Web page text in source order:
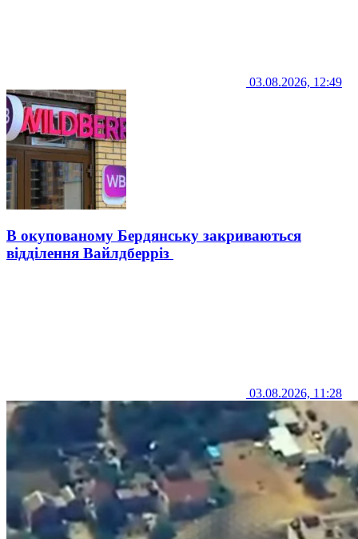
03.08.2026, 12:49
В окупованому Бердянську закриваються
відділення Вайлдберріз
03.08.2026, 11:28